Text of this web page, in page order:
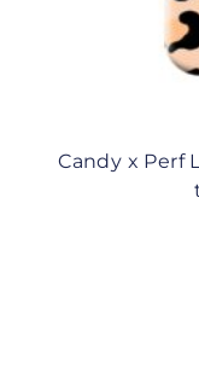
Candy x Perf